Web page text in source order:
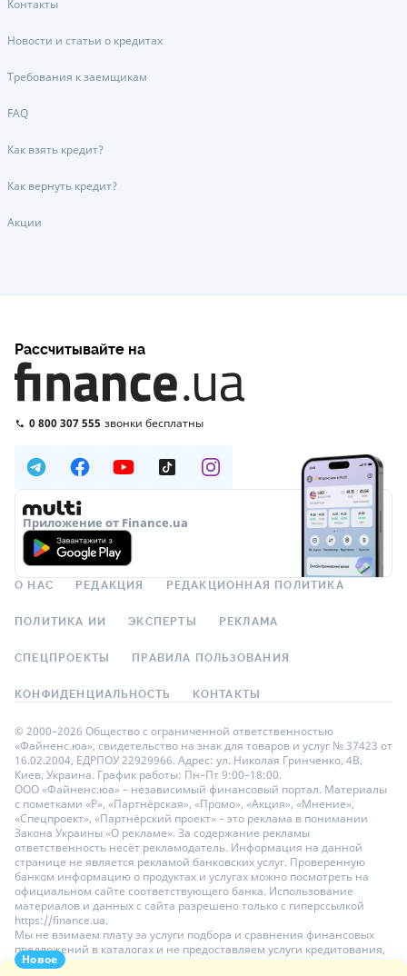
Новое
Контакты
Новости и статьи о кредитах
Требования к заемщикам
FAQ
Как взять кредит?
Как вернуть кредит?
Акции
Рассчитывайте на
0 800 307 555 звонки бесплатны
Приложение от Finance.ua
О НАС РЕДАКЦИЯ РЕДАКЦИОННАЯ ПОЛИТИКА
ПОЛИТИКА ИИ ЭКСПЕРТЫ РЕКЛАМА
СПЕЦПРОЕКТЫ ПРАВИЛА ПОЛЬЗОВАНИЯ
КОНФИДЕНЦИАЛЬНОСТЬ КОНТАКТЫ
© 2000–2026 Общество с ограниченной ответственностью
«Файненс.юа», свидетельство на знак для товаров и услуг № 37423 от
16.02.2004, ЕДРПОУ 22929966. Адрес: ул. Николая Гринченко, 4В,
Киев, Украина. График работы: Пн–Пт 9:00–18:00.
ООО «Файненс.юа» – независимый финансовый портал. Материалы
с пометками «Р», «Партнёрская», «Промо», «Акция», «Мнение»,
«Спецпроект», «Партнёрский проект» – это реклама в понимании
Закона Украины «О рекламе». За содержание рекламы
ответственность несёт рекламодатель. Информация на данной
странице не является рекламой банковских услуг. Проверенную
банком информацию о продуктах и услугах можно посмотреть на
официальном сайте соответствующего банка. Использование
материалов и данных с сайта разрешено только с гиперссылкой
https://finance.ua.
Мы не взимаем плату за услуги подбора и сравнения финансовых
предложений в каталогах и не предоставляем услуги кредитования,
размещения депозитов и страхования. Ваши личные данные на